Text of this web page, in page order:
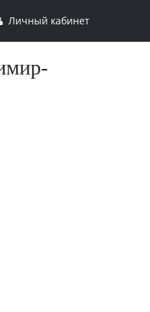
Личный кабинет